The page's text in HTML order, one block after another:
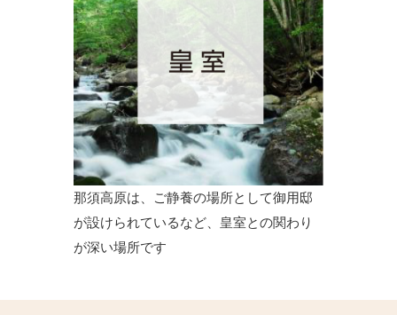
那須高原は、ご静養の場所として御用邸
が設けられているなど、皇室との関わり
が深い場所です